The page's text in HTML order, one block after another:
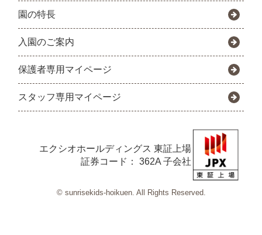
園の特長
入園のご案内
保護者専用マイページ
スタッフ専用マイページ
エクシオホールディングス 東証上場
証券コード： 362A 子会社
© sunrisekids-hoikuen. All Rights Reserved.